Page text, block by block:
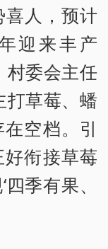
人，预计
迎来丰产
村委会主任
打草莓、蟠
空档。引
衔接草莓
季有果、